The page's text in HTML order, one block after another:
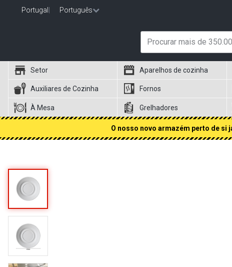
Portugal Português
Setor Aparelhos de cozinha
Auxiliares de Cozinha Fornos
À Mesa Grelhadores
O nosso novo armazém perto de